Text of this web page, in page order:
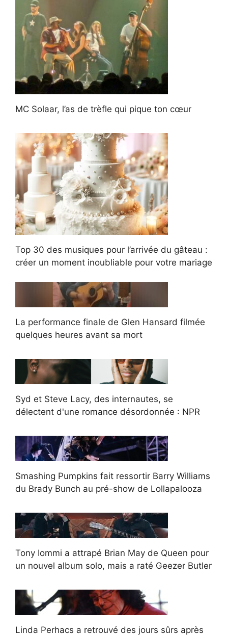
MC Solaar, l’as de trèfle qui pique ton cœur
Top 30 des musiques pour l’arrivée du gâteau :
créer un moment inoubliable pour votre mariage
La performance finale de Glen Hansard filmée
quelques heures avant sa mort
Syd et Steve Lacy, des internautes, se
délectent d'une romance désordonnée : NPR
Smashing Pumpkins fait ressortir Barry Williams
du Brady Bunch au pré-show de Lollapalooza
Tony Iommi a attrapé Brian May de Queen pour
un nouvel album solo, mais a raté Geezer Butler
Linda Perhacs a retrouvé des jours sûrs après